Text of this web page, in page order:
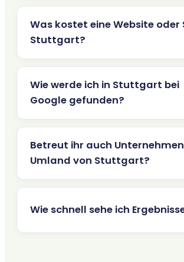
Was kostet eine Website oder
Stuttgart?
Wie werde ich in Stuttgart bei
Google gefunden?
Betreut ihr auch
Umland von Stuttgart?
Wie schnell sehe ich